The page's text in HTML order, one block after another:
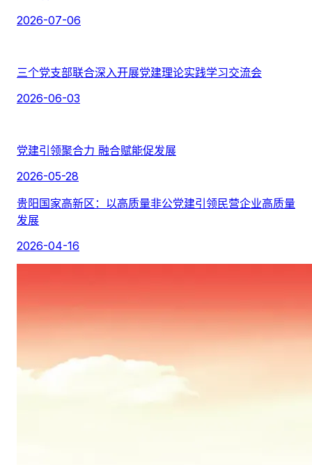
2026-07-06
三个党支部联合深入开展党建理论实践学习交流会
2026-06-03
党建引领聚合力 融合赋能促发展
2026-05-28
贵阳国家高新区：以高质量非公党建引领民营企业高质量
发展
2026-04-16